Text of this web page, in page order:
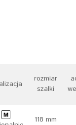
rozmiar
szalki
118 mm